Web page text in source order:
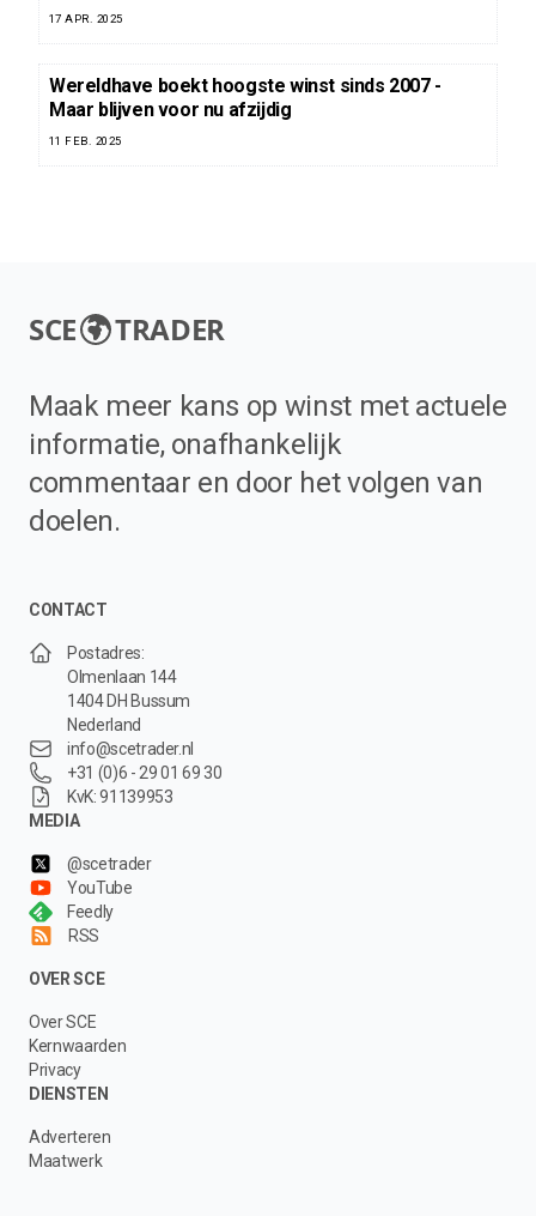
17 APR. 2025
Wereldhave boekt hoogste winst sinds 2007 -
Maar blijven voor nu afzijdig
11 FEB. 2025
SCE TRADER
Maak meer kans op winst met actuele
informatie, onafhankelijk
commentaar en door het volgen van
doelen.
CONTACT
Postadres:
Olmenlaan 144
1404 DH Bussum
Nederland
info@scetrader.nl
+31 (0)6 - 29 01 69 30
KvK: 91139953
MEDIA
@scetrader
YouTube
Feedly
RSS
OVER SCE
Over SCE
Kernwaarden
Privacy
DIENSTEN
Adverteren
Maatwerk